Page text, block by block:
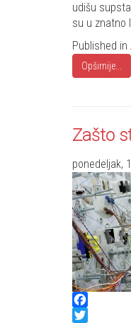
udišu
su u znatno
Published in
Opširnije...
Zašto
ponedeljak,
Facebook